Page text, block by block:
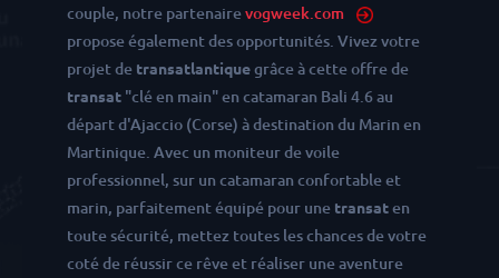
couple, notre partenairevogweek.com
propose également des opportunités. Vivez votre
projet de transatlantiquegrâce à cette offre de
transat "clé en main" en catamaran Bali 4.6 au
départ d'Ajaccio (Corse) à destination du Marin en
Martinique. Avec un moniteur de voile
professionnel, sur un catamaran confortable et
marin, parfaitement équipé pour une transaten
toute sécurité, mettez toutes les chances de votre
coté de réussir ce rêve et réaliser une aventure